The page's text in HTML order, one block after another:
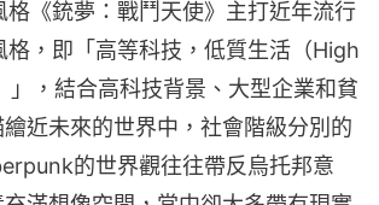
《銃夢：戰鬥天使》主打近年流行
，即「高等科技，低質生活（High
，結合高科技背景、大型企業和貧
近未來的世界中，社會階級分別的
的世界觀往往帶反烏托邦意